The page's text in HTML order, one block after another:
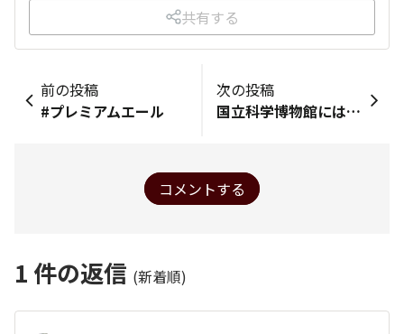
共有する
前の投稿
#プレミアムエール
次の投稿
国立科学博物館にはハチ公も！
コメントする
1 件の返信 (新着順)